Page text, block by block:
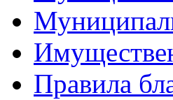
Правила